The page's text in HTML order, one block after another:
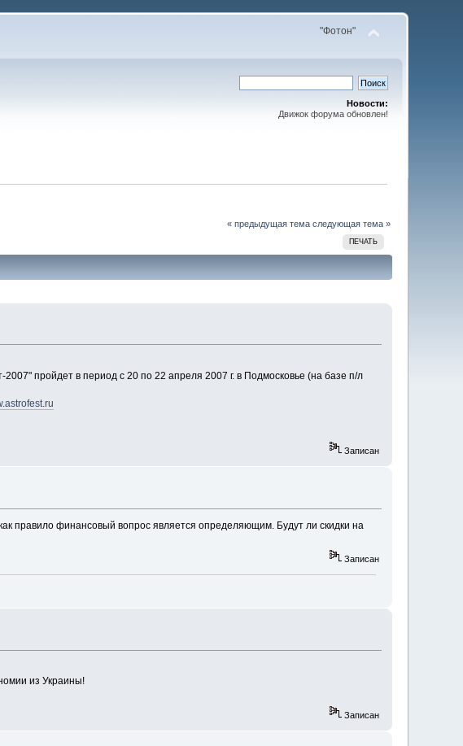
"Фотон"
Новости:
Движок форума обновлен!
« предыдущая тема следующая тема »
ПЕЧАТЬ
пройдет в период с 20 по 22 апреля 2007 г. в Подмосковье (на базе п/л
Записан
правило финансовый вопрос является определяющим. Будут ли скидки на
Записан
из Украины!
Записан